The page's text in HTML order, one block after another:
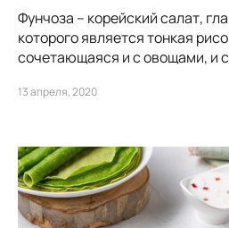
Фунчоза – корейский салат,
которого является тонкая
сочетающаяся и с овощами, и
13 апреля, 2020